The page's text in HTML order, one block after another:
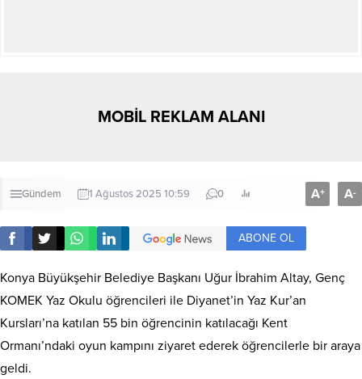
MOBİL REKLAM ALANI
Gündem 1 Ağustos 2025 10:59 0 A+ A-
ABONE OL
Konya Büyükşehir Belediye Başkanı Uğur İbrahim Altay, Genç
KOMEK Yaz Okulu öğrencileri ile Diyanet’in Yaz Kur’an
Kursları’na katılan 55 bin öğrencinin katılacağı Kent
Ormanı’ndaki oyun kampını ziyaret ederek öğrencilerle bir araya
geldi.